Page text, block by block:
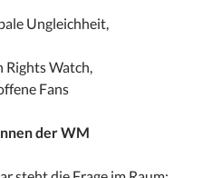
Ungleichheit,
Watch,
Fans
der WM